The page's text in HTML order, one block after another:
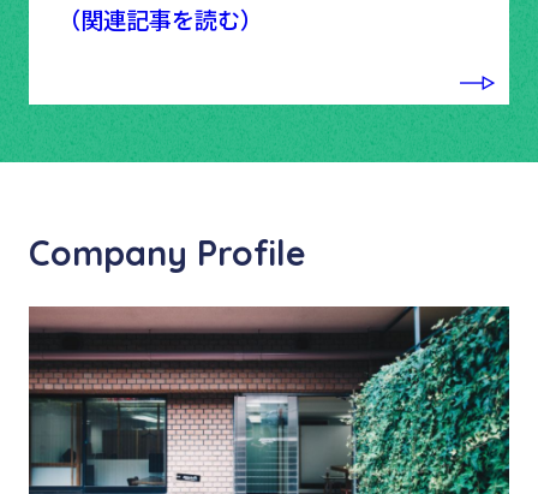
（関連記事を読む）
Company Profile